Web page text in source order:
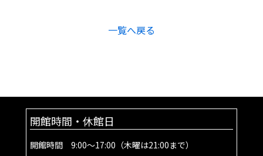
一覧へ戻る
開館時間・休館日
開館時間 9:00～17:00（木曜は21:00まで）